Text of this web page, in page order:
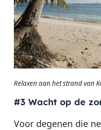
Relaxen aan het strand van
#3 Wacht op de
Voor degenen die